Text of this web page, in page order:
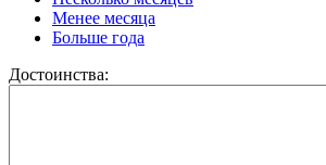
Менее месяца
Больше года
Достоинства: